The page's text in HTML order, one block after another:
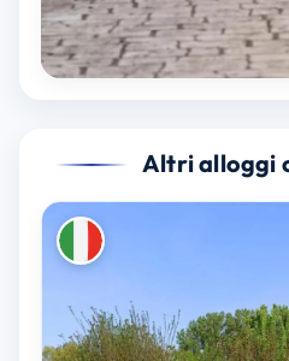
Altri alloggi